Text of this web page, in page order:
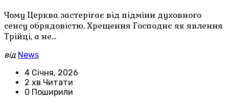
Чому Церква застерігає від підміни духовного
сенсу обрядовістю. Хрещення Господнє як явлення
Трійці, а не…
від News
4 Січня, 2026
2 хв Читати
0 Поширили